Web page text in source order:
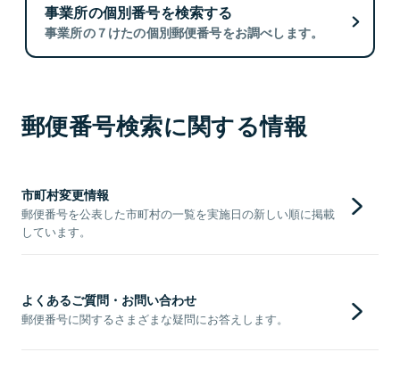
事業所の個別番号を検索する
事業所の７けたの個別郵便番号をお調べします。
郵便番号検索に関する情報
市町村変更情報
郵便番号を公表した市町村の一覧を実施日の新しい順に掲載
しています。
よくあるご質問・お問い合わせ
郵便番号に関するさまざまな疑問にお答えします。